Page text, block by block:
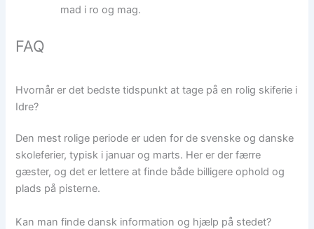
mad i ro og mag.
FAQ
Hvornår er det bedste tidspunkt at tage på en rolig skiferie i
Idre?
Den mest rolige periode er uden for de svenske og danske
skoleferier, typisk i januar og marts. Her er der færre
gæster, og det er lettere at finde både billigere ophold og
plads på pisterne.
Kan man finde dansk information og hjælp på stedet?